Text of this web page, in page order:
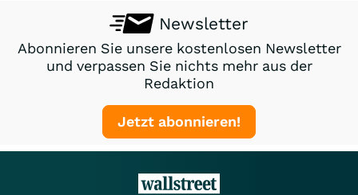
Newsletter
Abonnieren Sie unsere kostenlosen Newsletter
und verpassen Sie nichts mehr aus der
Redaktion
Jetzt abonnieren!